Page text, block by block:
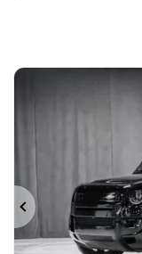
Précédent